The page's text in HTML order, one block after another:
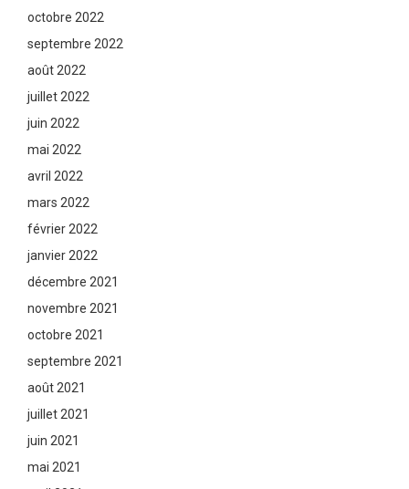
octobre 2022
septembre 2022
août 2022
juillet 2022
juin 2022
mai 2022
avril 2022
mars 2022
février 2022
janvier 2022
décembre 2021
novembre 2021
octobre 2021
septembre 2021
août 2021
juillet 2021
juin 2021
mai 2021